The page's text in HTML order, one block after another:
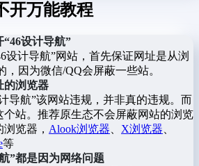
开万能教程
设计导航”
设计导航”网站，首先保证网址是从浏
，因为微信/QQ会屏蔽一些站。
的浏览器
导航”该网站违规，并非真的违规。而
个站。推荐原生态不会屏蔽网站的浏览
览器， Alook浏览器 X浏览器
等
”都是因为网络问题